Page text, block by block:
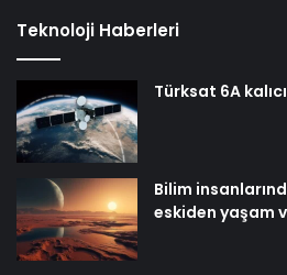
Teknoloji Haberleri
Türksat 6A
Bilim
eskiden yaşam